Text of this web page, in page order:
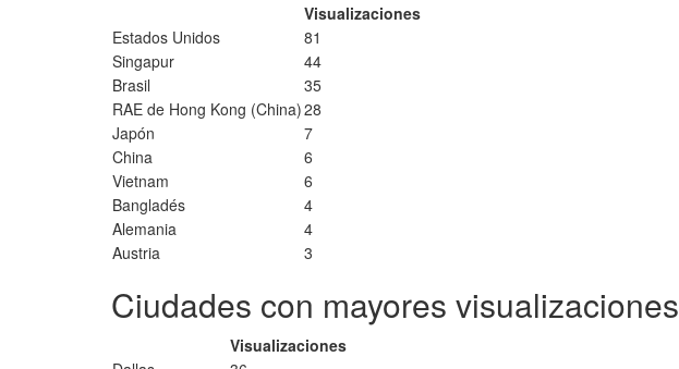
Visualizaciones
Estados Unidos
81
Singapur
44
Brasil
35
RAE de Hong Kong (China)28
Japón
7
China
6
Vietnam
6
Bangladés
4
Alemania
4
Austria
3
Ciudades con mayores visualizaciones
Visualizaciones